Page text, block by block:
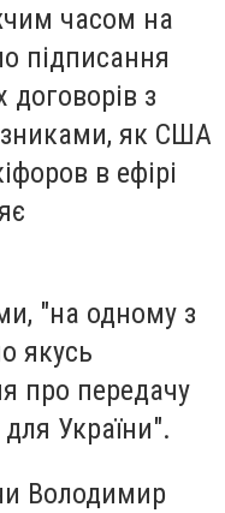
часом на
підписання
договорів з
як США
в ефірі
"на одному з
якусь
про передачу
України".
Володимир